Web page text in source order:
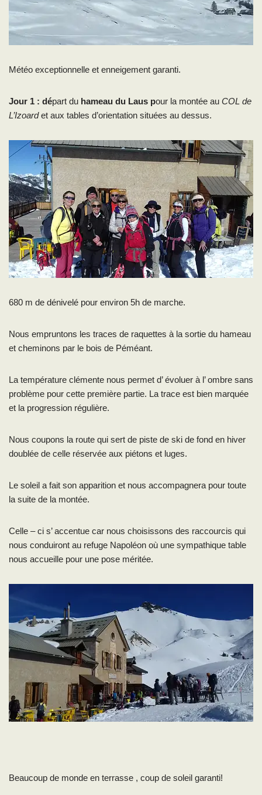
Météo exceptionnelle et enneigement garanti.
Jour 1 : départ du hameau du Laus pour la montée au COL de
L’Izoardet aux tables d’orientation situées au dessus.
680 m de dénivelé pour environ 5h de marche.
Nous empruntons les traces de raquettes à la sortie du hameau
et cheminons par le bois de Péméant.
La température clémente nous permet d’ évoluer à l’ ombre sans
problème pour cette première partie. La trace est bien marquée
et la progression régulière.
Nous coupons la route qui sert de piste de ski de fond en hiver
doublée de celle réservée aux piétons et luges.
Le soleil a fait son apparition et nous accompagnera pour toute
la suite de la montée.
Celle – ci s’ accentue car nous choisissons des raccourcis qui
nous conduiront au refuge Napoléon où une sympathique table
nous accueille pour une pose méritée.
Beaucoup de monde en terrasse , coup de soleil garanti!